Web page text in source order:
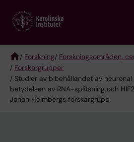
main
Breadcrumb
/ Forskning/ Forskningsområden,
/ Forskargrupper
/ Studier av bibehållandet av
betydelsen av RNA-splitsning och
Johan Holmbergs forskargrupp